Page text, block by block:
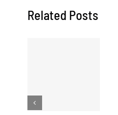
Related Posts